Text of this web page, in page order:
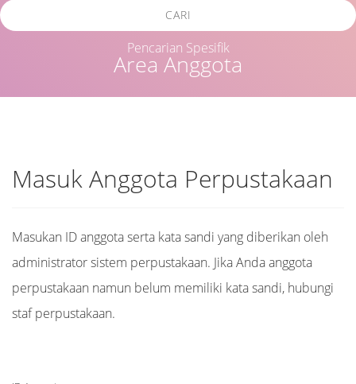
Area Anggota
CARI
Pencarian Spesifik
Masuk Anggota Perpustakaan
Masukan ID anggota serta kata sandi yang diberikan oleh
administrator sistem perpustakaan. Jika Anda anggota
perpustakaan namun belum memiliki kata sandi, hubungi
staf perpustakaan.